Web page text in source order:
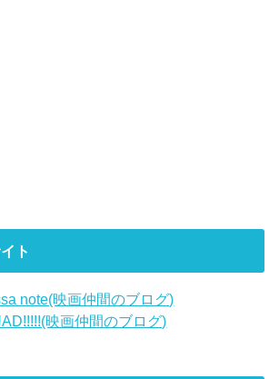
ト
note(映画仲間のブログ)
映画仲間のブログ)